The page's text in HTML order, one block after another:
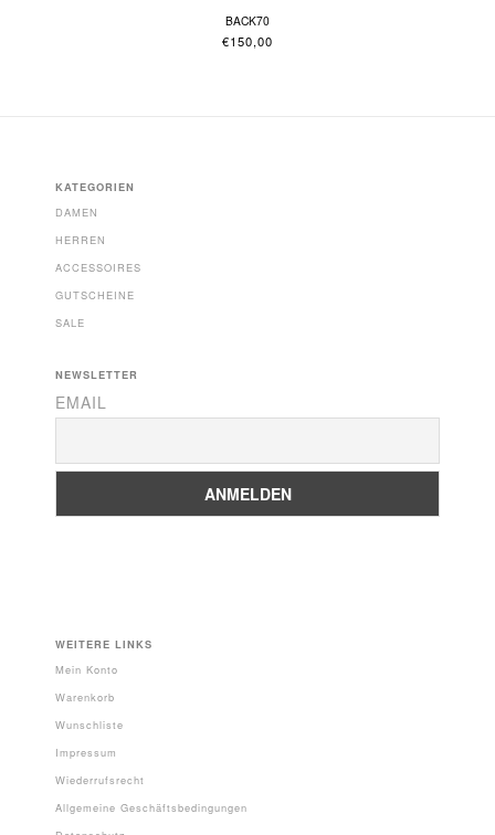
BACK70
€150,00
KATEGORIEN
DAMEN
HERREN
ACCESSOIRES
GUTSCHEINE
SALE
NEWSLETTER
EMAIL
WEITERE LINKS
Mein Konto
Warenkorb
Wunschliste
Impressum
Wiederrufsrecht
Allgemeine Geschäftsbedingungen